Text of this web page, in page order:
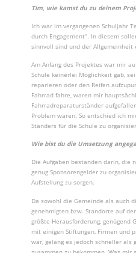
Tim, wie kamst du zu deinem
Ich war im vergangenen Schuljahr
durch Engagement“. In diesem
sinnvoll sind und der Allgemeinheit
Am Anfang des Projektes war mir
Schule keinerlei Möglichkeit gab,
reparieren oder den Reifen
Fahrrad fahre, waren mir
Fahrradreparaturständer
Problem wären. So entschied ich
Ständers für die Schule zu
Wie bist du die Umsetzung
Die Aufgaben bestanden darin, die
genug Sponsorengelder zu
Aufstellung zu sorgen.
Da sowohl die Gemeinde als auch
genehmigten bzw. Standorte auf
größte Herausforderung, genügend
mit einigen Stiftungen, Firmen und
war, gelang es jedoch schneller als